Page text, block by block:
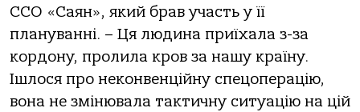
ССО «Саян», який брав участь у її
плануванні. – Ця людина приїхала з-за
кордону, пролила кров за нашу країну.
Ішлося про неконвенційну спецоперацію,
вона не змінювала тактичну ситуацію на цій